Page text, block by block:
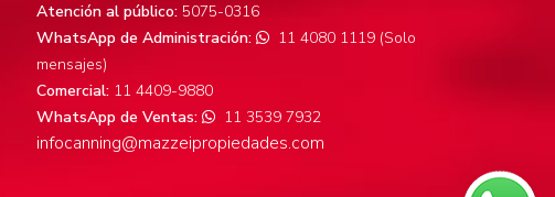
Atención al público: 5075-0316
WhatsApp de Administración:
11 4080 1119 (Solo
mensajes)
Comercial: 11 4409-9880
WhatsApp de Ventas:
11 3539 7932
infocanning@mazzeipropiedades.com